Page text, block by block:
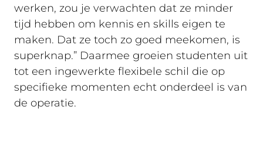
werken, zou je verwachten dat ze minder
tijd hebben om kennis en skills eigen te
maken. Dat ze toch zo goed meekomen, is
superknap.” Daarmee groeien studenten uit
tot een ingewerkte flexibele schil die op
specifieke momenten echt onderdeel is van
de operatie.